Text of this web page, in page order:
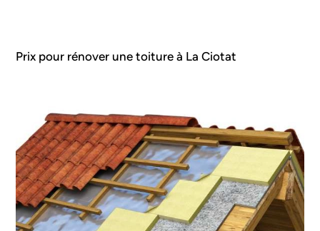
Prix pour rénover une toiture à La Ciotat